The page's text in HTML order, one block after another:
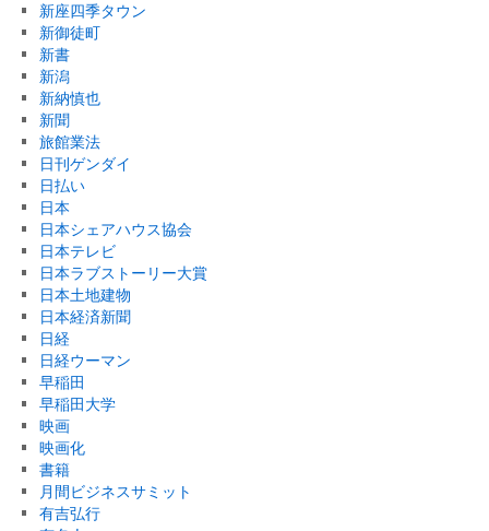
新座四季タウン
新御徒町
新書
新潟
新納慎也
新聞
旅館業法
日刊ゲンダイ
日払い
日本
日本シェアハウス協会
日本テレビ
日本ラブストーリー大賞
日本土地建物
日本経済新聞
日経
日経ウーマン
早稲田
早稲田大学
映画
映画化
書籍
月間ビジネスサミット
有吉弘行